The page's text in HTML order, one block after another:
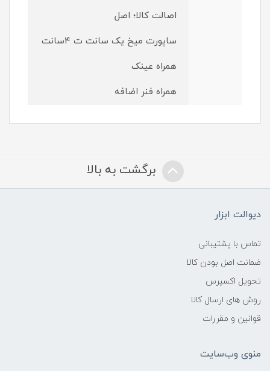
اصالت کالا؛ اصل
ساپورت میخ یک سانت ت ۴سانت
همراه عینک
همراه فنر اضافه
برگشت به بالا
دیوالت ابزار
تماس با پشتیبانی
ضمانت اصل بودن کالا
تحویل اکسپرس
روش های ارسال کالا
قوانین و مقررات
منوی وب‌سایت